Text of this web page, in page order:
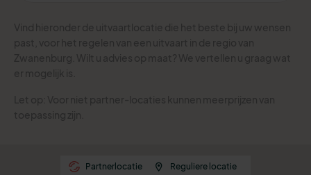
Partnerlocatie Reguliere locatie